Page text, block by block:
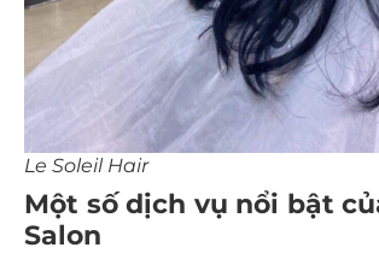
Le Soleil Hair
Một số dịch vụ nổi bật
Salon